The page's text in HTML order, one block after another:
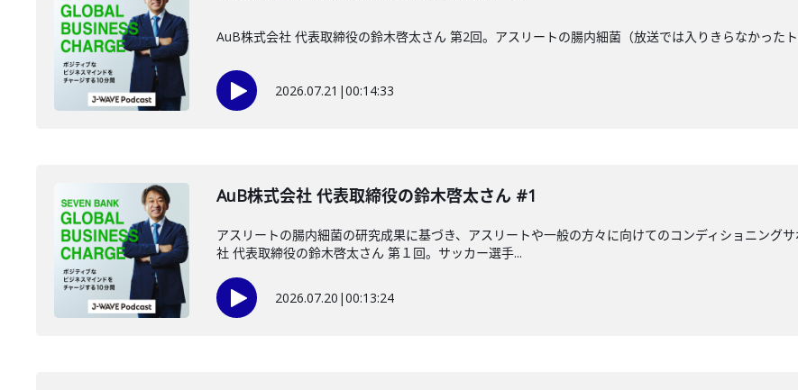
AuB株式会社 代表取締役の鈴木啓太さん 第2回。アスリートの腸内細菌（放送では入りきらなかった
2026.07.21 |00:14:33
AuB株式会社 代表取締役の鈴木啓太さん #1
アスリートの腸内細菌の研究成果に基づき、アスリートや一般の方々に向けてのコンディショニング
社 代表取締役の鈴木啓太さん 第１回。サッカー選手...
2026.07.20 |00:13:24